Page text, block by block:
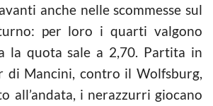
anche nelle scommesse sul
per loro i quarti valgono
la quota sale a 2,70. Partita in
di Mancini, contro il Wolfsburg,
all’andata, i nerazzurri giocano